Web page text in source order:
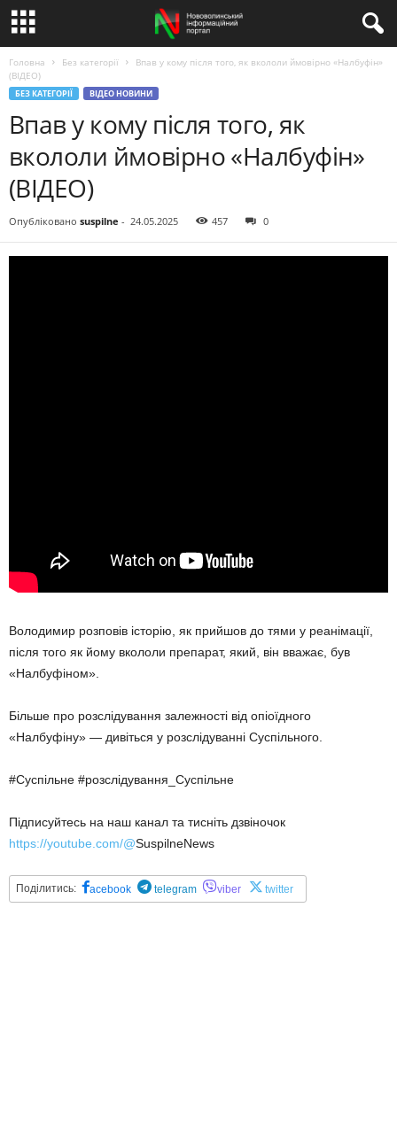
Головна Без категорії
Впав у кому після того, як вкололи ймовірно «Налбуфін»
(ВІДЕО)
БЕЗ КАТЕГОРІЇ ВІДЕО НОВИНИ
Впав у кому після того, як
вкололи ймовірно «Налбуфін»
(ВІДЕО)
Опубліковано suspilne - 24.05.2025 457 0
Володимир розповів історію, як прийшов до тями у реанімації,
після того як йому вкололи препарат, який, він вважає, був
«Налбуфіном».
Більше про розслідування залежності від опіоїдного
«Налбуфіну» — дивіться у розслідуванні Суспільного.
#Суспільне #розслідування_Суспільне
Підписуйтесь на наш канал та тисніть дзвіночок
https://youtube.com/@SuspilneNews
Поділитись: acebook telegram viber twitter